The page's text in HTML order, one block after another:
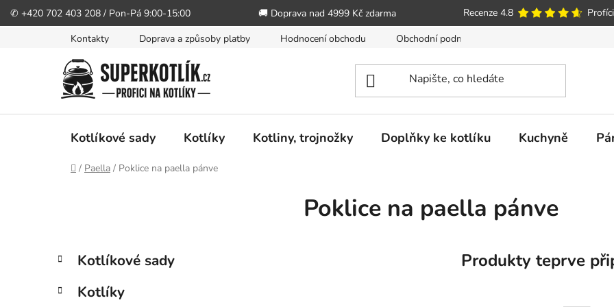
✆ +420 702 403 208 / Pon-Pá 9:00-15:00 🚚 Doprava nad 4999 Kč zdarma Recenze 4.8
Kontakty Doprava a způsoby platby Hodnocení obchodu Obchodní podmínky Poučení o právu
Kotlíkové sady Kotlíky Kotliny, trojnožky Doplňky ke kotlíku Kuchyně
Domů
/ Paella / Poklice na paella pánve
r
n
Přeskočit
kategorie
K
a
e
Kotlíkové sady
Kotlíky
Poklice na paella pánve
Produkty teprve